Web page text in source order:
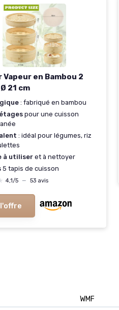
Vapeur en Bambou 2
21 cm
: fabriqué en bambou
pour une cuisson
: idéal pour légumes, riz
à utiliseret à nettoyer
5 tapis de cuisson
4,1/5 — 53 avis
‎WMF